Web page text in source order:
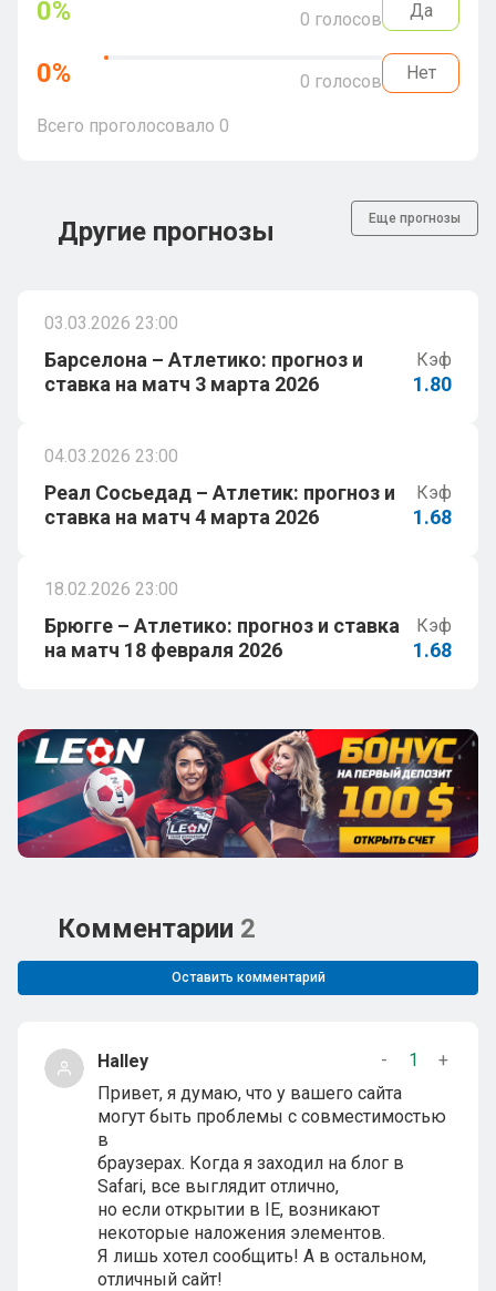
0% 0 голосов Да
0% 0 голосов Нет
Всего проголосовало 0
Другие прогнозы Еще прогнозы
03.03.2026 23:00
Барселона – Атлетико: прогноз и
ставка на матч 3 марта 2026
Кэф
1.80
04.03.2026 23:00
Реал Сосьедад – Атлетик: прогноз и
ставка на матч 4 марта 2026
Кэф
1.68
18.02.2026 23:00
Брюгге – Атлетико: прогноз и ставка
на матч 18 февраля 2026
Кэф
1.68
Комментарии 2
Оставить комментарий
Halley - 1
+
Привет, я думаю, что у вашего сайта
могут быть проблемы с совместимостью
в
браузерах. Когда я заходил на блог в
Safari, все выглядит отлично,
но если открытии в IE, возникают
некоторые наложения элементов.
Я лишь хотел сообщить! А в остальном,
отличный сайт!